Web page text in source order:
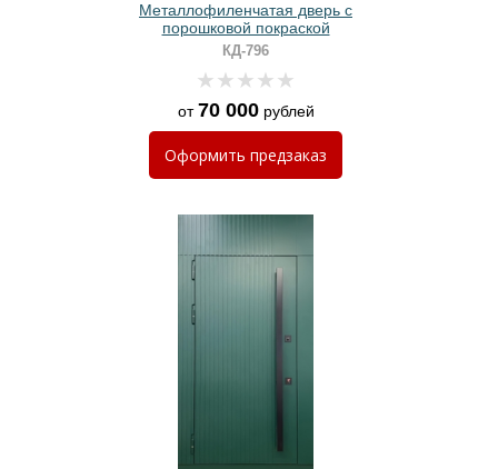
Металлофиленчатая дверь с
порошковой покраской
КД-796
от70 000рублей
Оформить предзаказ